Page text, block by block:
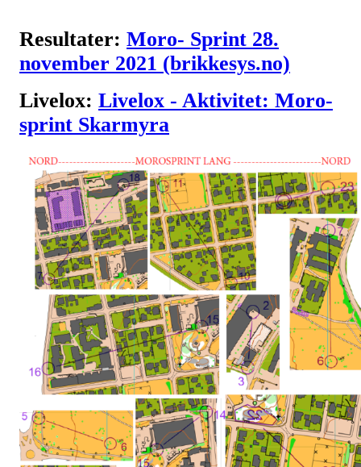
Resultater: Moro- Sprint 28.
november 2021 (brikkesys.no)
Livelox: Livelox - Aktivitet: Moro-
sprint Skarmyra